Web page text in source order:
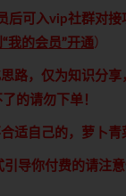
后可入vip社群对接
我的会员”开通 ）
路，仅为知识分
的请勿下单！
适自己的，萝卜
导你付费的请注